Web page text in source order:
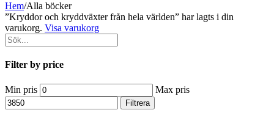
Hem/Alla böcker
”Kryddor och kryddväxter från hela världen” har lagts i din
varukorg. Visa varukorg
Filter by price
Min pris Max pris
Filtrera